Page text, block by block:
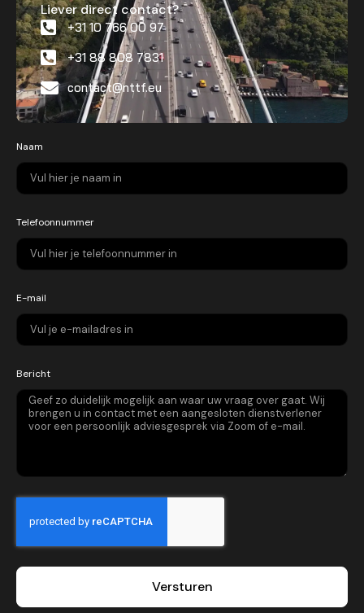
Liever direct contact?
+31 10 766 00 97
+31 88 808 7831
contact@nttf.eu
Naam
Telefoonnummer
E-mail
Bericht
Versturen